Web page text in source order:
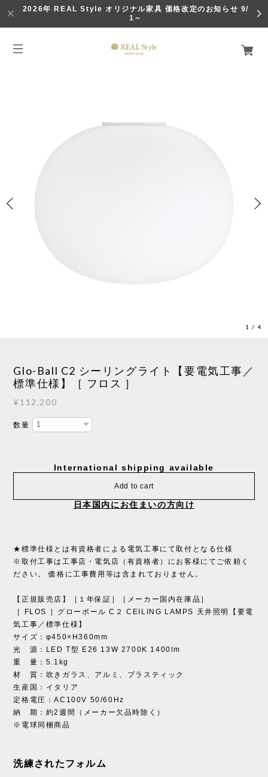
2026年 REAL Style オリジナル家具 価格改定のお知らせ 9/
1～
1 /4
Glo-Ball C2 シーリングライト【要電気工事／
標準仕様】［ フロス ］
¥112,200
数量
International shipping available
Add to cart
日本国内にお住まいの方向け
★標準仕様とは有資格者による電気工事にて取付となる仕様
※取付工事は工事店・電気店（有資格者）にお客様にてご依頼く
ださい。 価格に工事費用等は含まれておりません。
【正規販売店】［１年保証］［メーカー国内在庫品］
［ FLOS ］グローボール C２ CEILING LAMPS 天井照明【要電
気工事／標準仕様】
サイズ：φ450×H360mm
光 源：LED T型 E26 13W 2700K 1400lm
重 量：5.1kg
材 質：吹きガラス、アルミ、プラスティック
生産国：イタリア
定格電圧：AC100V 50/60Hz
納 期：約2週間（メーカー欠品時除く）
※電球同梱商品
洗練されたフォルム